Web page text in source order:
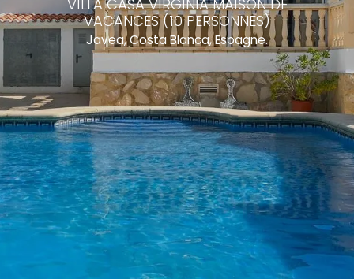
VILLA CASA VIRGINIA MAISON DE
VACANCES (10 PERSONNES)
Javea, Costa Blanca, Espagne.